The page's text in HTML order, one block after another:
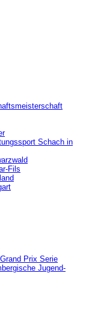
Schach in
Fils
Prix Serie
Jugend-